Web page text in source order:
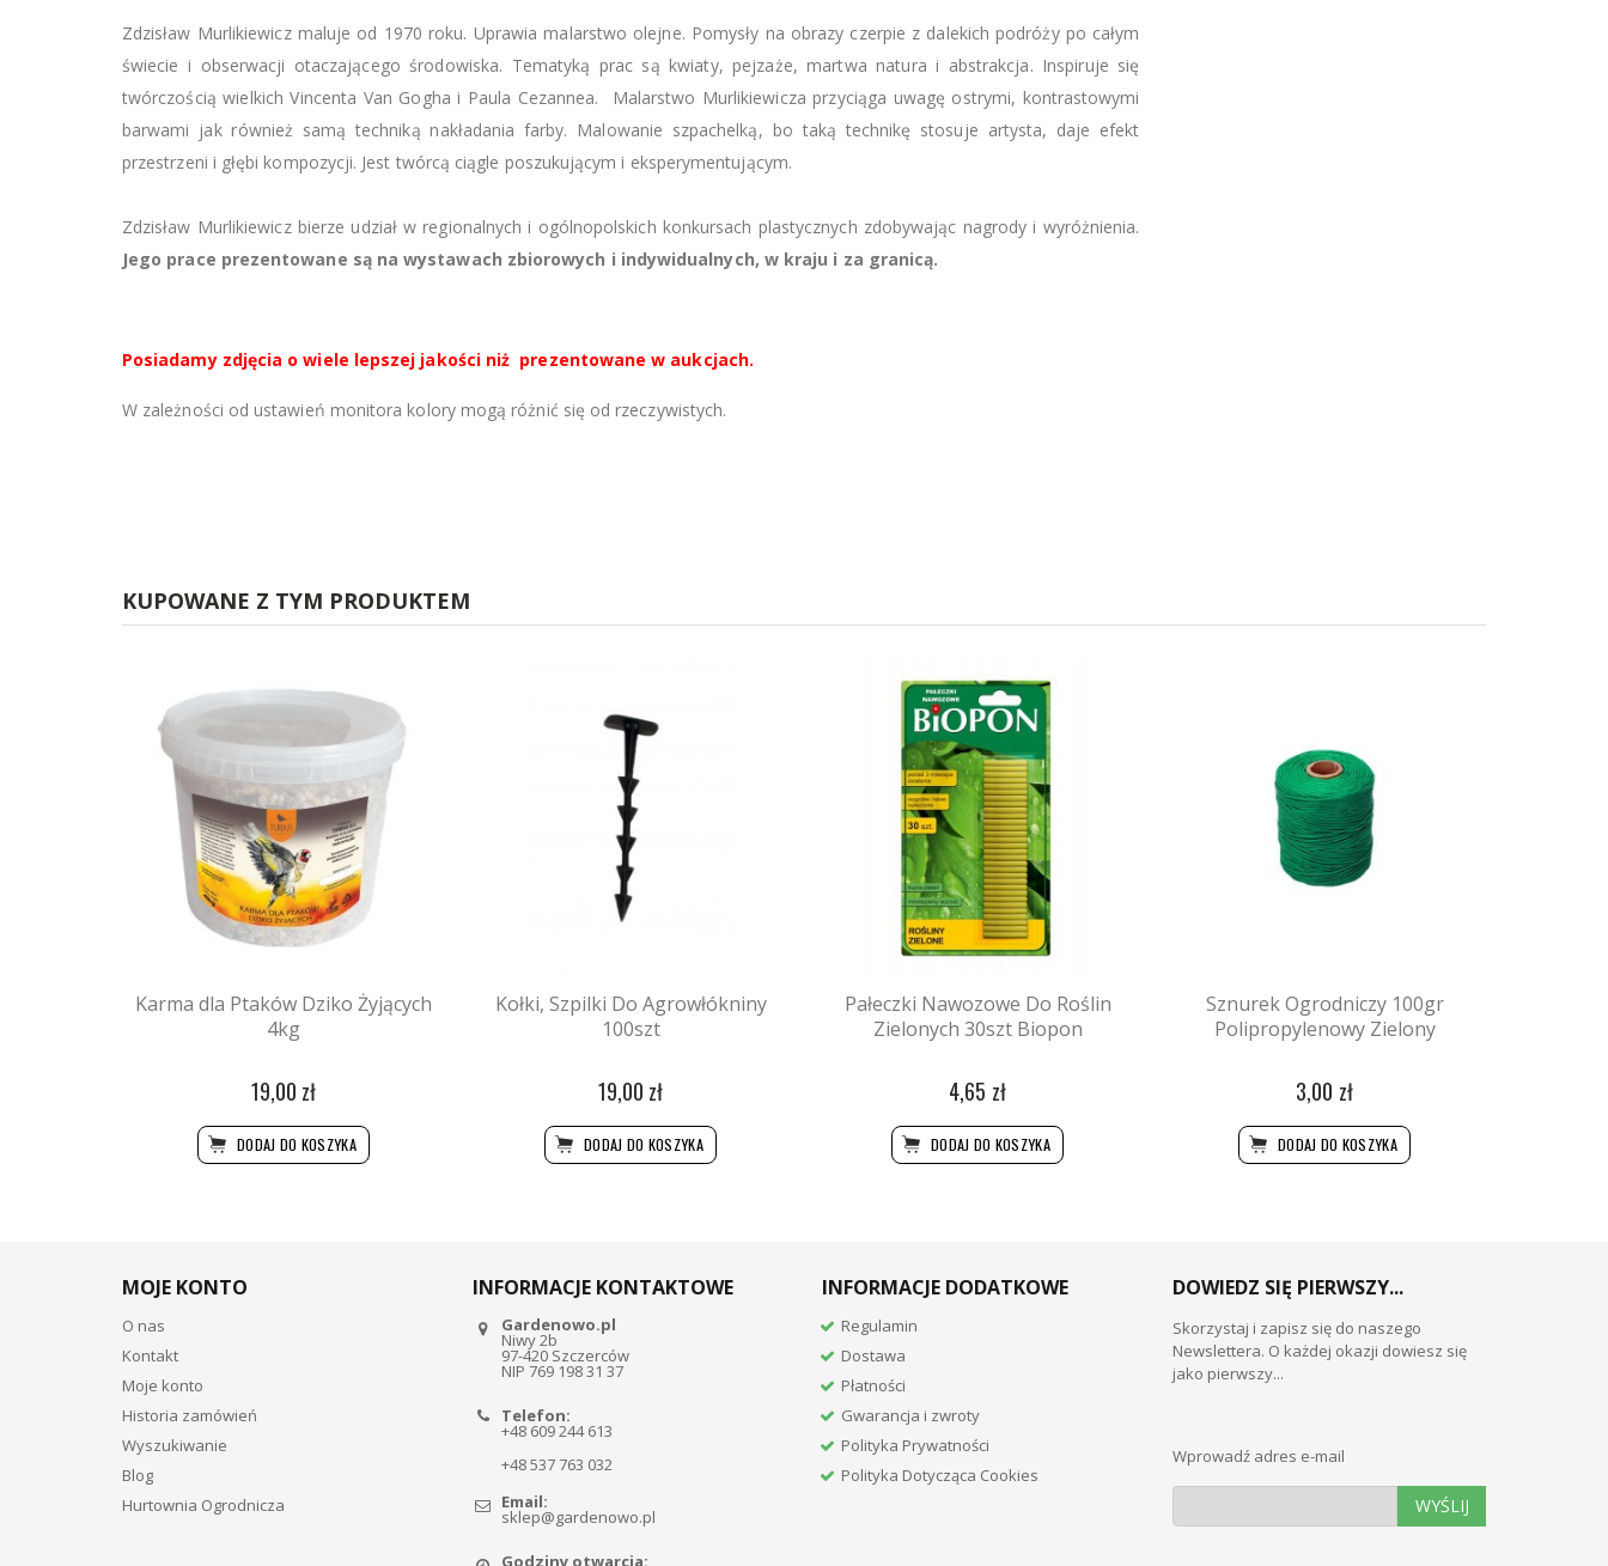
Zdzisław Murlikiewicz maluje od 1970 roku. Uprawia malarstwo olejne. Pomysły na obrazy czerpie z dalekich podróży po całym
świecie i obserwacji otaczającego środowiska. Tematyką prac są kwiaty, pejzaże, martwa natura i abstrakcja. Inspiruje się
twórczością wielkich Vincenta Van Gogha i Paula Cezannea. Malarstwo Murlikiewicza przyciąga uwagę ostrymi, kontrastowymi
barwami jak również samą techniką nakładania farby. Malowanie szpachelką, bo taką technikę stosuje artysta, daje efekt
przestrzeni i głębi kompozycji. Jest twórcą ciągle poszukującym i eksperymentującym.
Zdzisław Murlikiewicz bierze udział w regionalnych i ogólnopolskich konkursach plastycznych zdobywając nagrody i wyróżnienia.
Jego prace prezentowane są na wystawach zbiorowych i indywidualnych, w kraju i za granicą.
Posiadamy zdjęcia o wiele lepszej jakości niż prezentowane w aukcjach.
W zależności od ustawień monitora kolory mogą różnić się od rzeczywistych.
KUPOWANE Z TYM PRODUKTEM
Karma dla Ptaków Dziko Żyjących
4kg
19,00 zł
DODAJ DO KOSZYKA
Kołki, Szpilki Do Agrowłókniny
100szt
19,00 zł
DODAJ DO KOSZYKA
Pałeczki Nawozowe Do Roślin
Zielonych 30szt Biopon
4,65 zł
DODAJ DO KOSZYKA
Sznurek Ogrodniczy 100gr
Polipropylenowy Zielony
3,00 zł
DODAJ DO KOSZYKA
MOJE KONTO
O nas
Kontakt
Moje konto
Historia zamówień
Wyszukiwanie
Blog
Hurtownia Ogrodnicza
INFORMACJE KONTAKTOWE
Gardenowo.pl
Niwy 2b
97-420 Szczerców
NIP 769 198 31 37
Telefon:
+48 609 244 613
+48 537 763 032
Email:
sklep@gardenowo.pl
Godziny otwarcia:
INFORMACJE DODATKOWE
Regulamin
Dostawa
Płatności
Gwarancja i zwroty
Polityka Prywatności
Polityka Dotycząca Cookies
DOWIEDZ SIĘ PIERWSZY...
Skorzystaj i zapisz się do naszego
Newslettera. O każdej okazji dowiesz się
jako pierwszy...
Wprowadź adres e-mail
WYŚLIJ